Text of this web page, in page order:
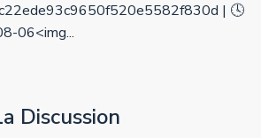
| 🕓
06<img...
Discussion